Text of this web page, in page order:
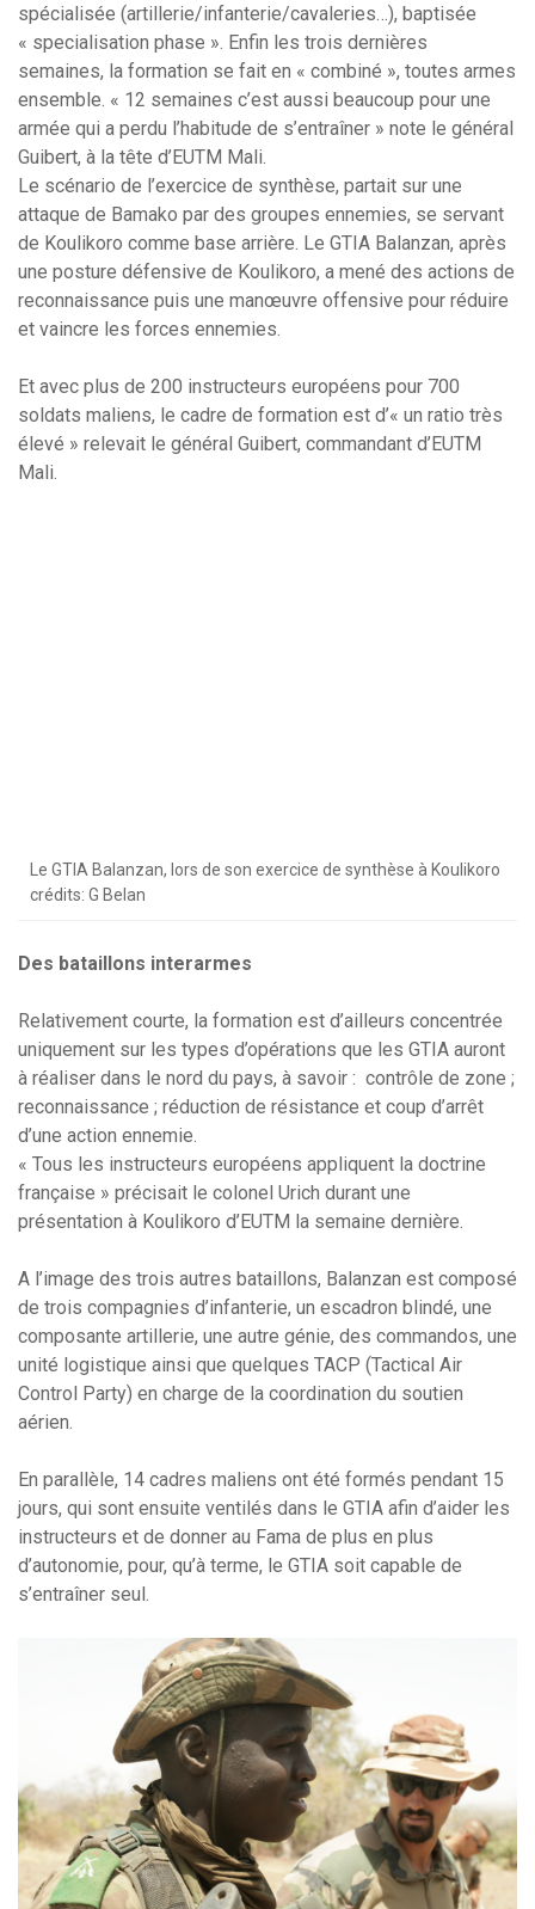
spécialisée (artillerie/infanterie/cavaleries…), baptisée
« specialisation phase ». Enfin les trois dernières
semaines, la formation se fait en « combiné », toutes armes
ensemble. « 12 semaines c’est aussi beaucoup pour une
armée qui a perdu l’habitude de s’entraîner » note le général
Guibert, à la tête d’EUTM Mali.
Le scénario de l’exercice de synthèse, partait sur une
attaque de Bamako par des groupes ennemies, se servant
de Koulikoro comme base arrière. Le GTIA Balanzan, après
une posture défensive de Koulikoro, a mené des actions de
reconnaissance puis une manœuvre offensive pour réduire
et vaincre les forces ennemies.
Et avec plus de 200 instructeurs européens pour 700
soldats maliens, le cadre de formation est d’« un ratio très
élevé » relevait le général Guibert, commandant d’EUTM
Mali.
Le GTIA Balanzan, lors de son exercice de synthèse à Koulikoro
crédits: G Belan
Des bataillons interarmes
Relativement courte, la formation est d’ailleurs concentrée
uniquement sur les types d’opérations que les GTIA auront
à réaliser dans le nord du pays, à savoir : contrôle de zone ;
reconnaissance ; réduction de résistance et coup d’arrêt
d’une action ennemie.
« Tous les instructeurs européens appliquent la doctrine
française » précisait le colonel Urich durant une
présentation à Koulikoro d’EUTM la semaine dernière.
A l’image des trois autres bataillons, Balanzan est composé
de trois compagnies d’infanterie, un escadron blindé, une
composante artillerie, une autre génie, des commandos, une
unité logistique ainsi que quelques TACP (Tactical Air
Control Party) en charge de la coordination du soutien
aérien.
En parallèle, 14 cadres maliens ont été formés pendant 15
jours, qui sont ensuite ventilés dans le GTIA afin d’aider les
instructeurs et de donner au Fama de plus en plus
d’autonomie, pour, qu’à terme, le GTIA soit capable de
s’entraîner seul.